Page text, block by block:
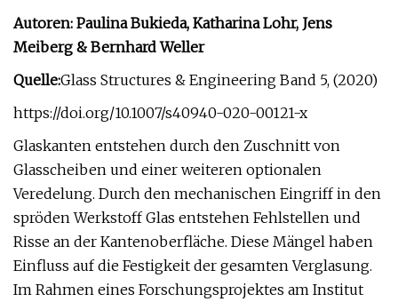
Autoren: Paulina Bukieda, Katharina Lohr, Jens
Meiberg & Bernhard Weller
Quelle:Glass Structures & Engineering Band 5, (2020)
https://doi.org/10.1007/s40940-020-00121-x
Glaskanten entstehen durch den Zuschnitt von
Glasscheiben und einer weiteren optionalen
Veredelung. Durch den mechanischen Eingriff in den
spröden Werkstoff Glas entstehen Fehlstellen und
Risse an der Kantenoberfläche. Diese Mängel haben
Einfluss auf die Festigkeit der gesamten Verglasung.
Im Rahmen eines Forschungsprojektes am Institut